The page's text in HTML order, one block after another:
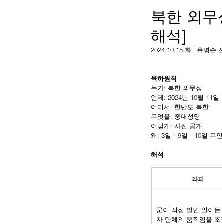
북한 외
해석]
2024.10.15.화 | 유명순
육하원칙
누가: 북한 외무성
언제: 2024년 10월 11일
어디서: 한반도 북한
무엇을: 중대성명
어떻게: 사진 공개
왜: 3일 ㆍ9일ㆍ10일 무
해석
좌파
군이 직접 벌인 일이
자 단체의 움직임을